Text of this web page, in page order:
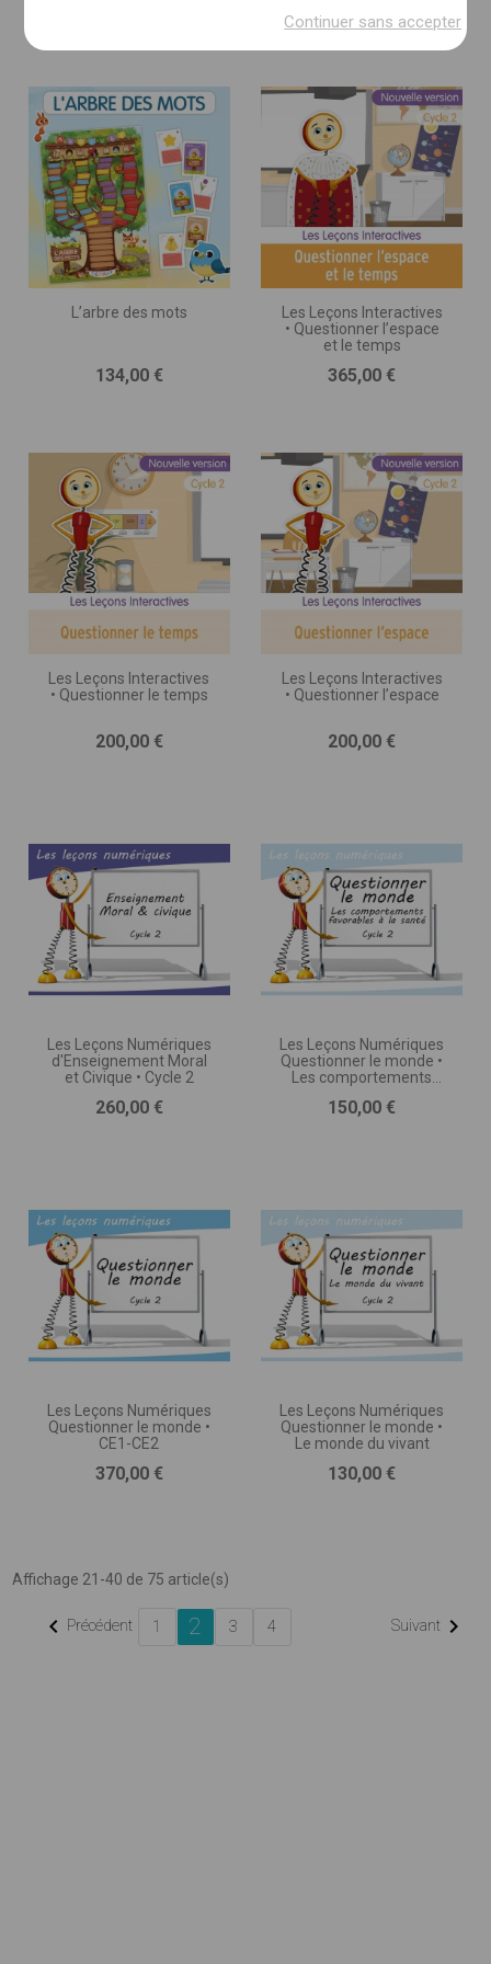
L’arbre des mots
Prix
134,00 €
Les Leçons Interactives
• Questionner l’espace
et le temps
Prix
365,00 €
Les Leçons Interactives
• Questionner le temps
Prix
200,00 €
Les Leçons Interactives
• Questionner l’espace
Prix
200,00 €
Les Leçons Numériques
d'Enseignement Moral
et Civique • Cycle 2
Prix
260,00 €
Les Leçons Numériques
Questionner le monde •
Les comportements
Prix
150,00 €
Les Leçons Numériques
Questionner le monde •
CE1-CE2
Prix
370,00 €
Les Leçons Numériques
Questionner le monde •
Le monde du vivant
Prix
130,00 €
Affichage 21-40 de 75 article(s)
 Précédent 1 2 3 4 Suivant
Continuer sans accepter
DESCRIPTION DU PROJET * :
(nombre de pages, séances, jeux ou exercices, nombre
d’illustrations, matériel d’accompagnement,
programmation, etc.)